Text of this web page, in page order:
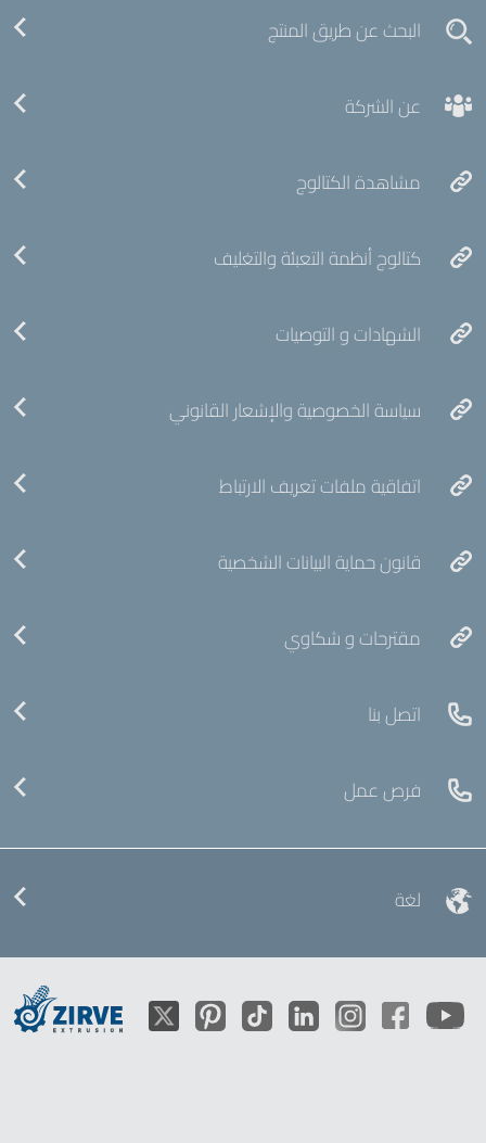
البحث عن طريق المنتج
عن الشركة
مشاهدة الكتالوج
كتالوج أنظمة التعبئة والتغليف
الشهادات و التوصيات
سياسة الخصوصية والإشعار القانوني
اتفاقية ملفات تعريف الارتباط
قانون حماية البيانات الشخصية
مقترحات و شكاوي
اتصل بنا
فرص عمل
لغة